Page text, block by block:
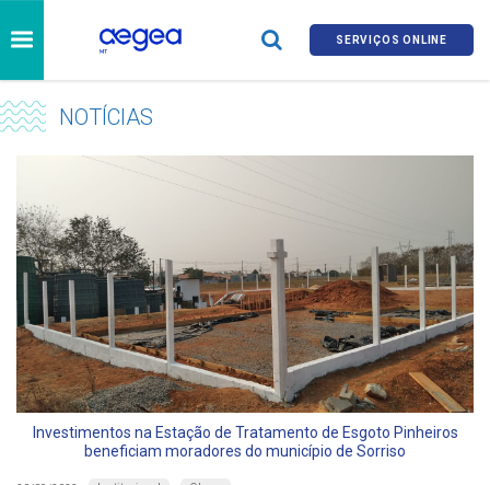
SERVIÇOS ONLINE
NOTÍCIAS
Investimentos na Estação de Tratamento de Esgoto Pinheiros
beneficiam moradores do município de Sorriso